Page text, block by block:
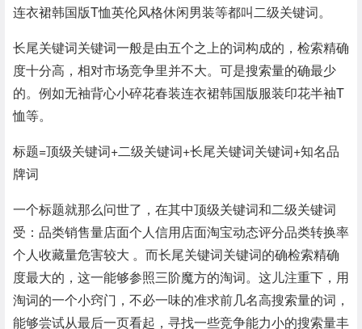
连衣裙韩国版T恤英伦风格休闲男装等都叫二级关键词。
长尾关键词关键词一般是由五个之上的词构成的，检索精确
度十分高，相对市场竞争里并不大。可是搜索量的确最少
的。例如无袖背心小碎花春装连衣裙韩国版服装印花半袖T
恤等。
标题=顶级关键词+二级关键词+长尾关键词关键词+知名品
牌词
一个标题就那么问世了，在其中顶级关键词和二级关键词
受：品类销售量店面个人信用店面淘宝动态评分品类转换率
个人收藏量危害较大 。而长尾关键词关键词的确检索精确
度最大的，这一能够参照三阶魔方的淘词。这儿注重下，用
淘词的一个小窍门，不必一味的准求前几名高搜索量的词，
能够尝试从最后一页看起，寻找一些竞争能力小的搜索量丰